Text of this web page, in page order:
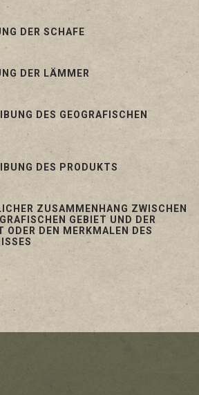
DER SCHAFE
DER LÄMMER
DES GEOGRAFISCHEN
DES PRODUKTS
ZUSAMMENHANG ZWISCHEN
GEBIET UND DER
ODER DEN MERKMALEN DES